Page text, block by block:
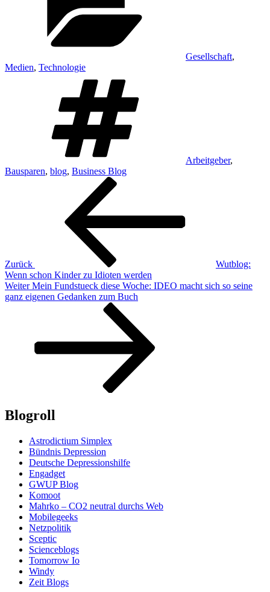
Gesellschaft,
Medien, Technologie
Arbeitgeber,
Bausparen, blog, Business Blog
Beitragsnavigation
Zurück
Wutblog:
Wenn schon Kinder zu Idioten werden
Nächster
Beitrag
Weiter Mein Fundstueck diese Woche: IDEO macht sich so seine
ganz eigenen Gedanken zum Buch
Blogroll
Astrodictium Simplex
Bündnis Depression
Deutsche Depressionshilfe
Engadget
GWUP Blog
Komoot
Mahrko – CO2 neutral durchs Web
Mobilegeeks
Netzpolitik
Sceptic
Scienceblogs
Tomorrow Io
Windy
Zeit Blogs